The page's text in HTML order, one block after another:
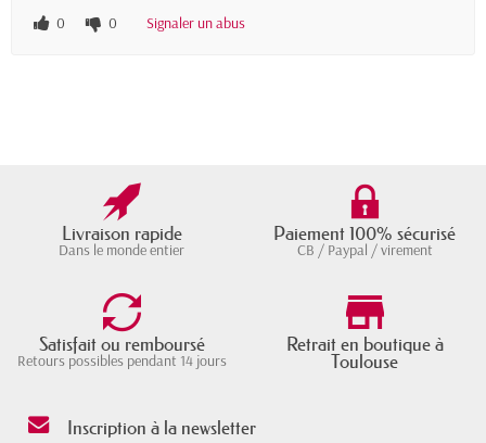
0
0 Signaler un abus
Livraison rapide
Dans le monde entier
Paiement 100% sécurisé
CB / Paypal / virement
Satisfait ou remboursé
Retours possibles pendant 14 jours
Retrait en boutique à
Toulouse
Inscription à la newsletter